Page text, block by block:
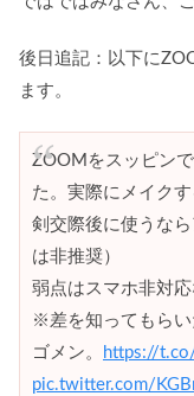
後日追記：以下に
ます。
ZOOMをスッピン
た。実際にメイク
剣交際後に使うな
は非推奨）
弱点はスマホ非対応
※差を知ってもらい
ゴメン。
https://
pic.twitter.com/